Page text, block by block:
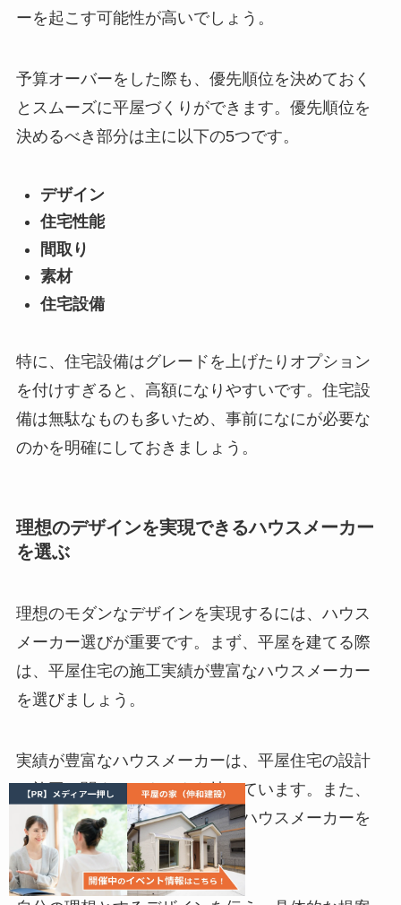
ーを起こす可能性が高いでしょう。
予算オーバーをした際も、優先順位を決めておく
とスムーズに平屋づくりができます。優先順位を
決めるべき部分は主に以下の5つです。
デザイン
住宅性能
間取り
素材
住宅設備
特に、住宅設備はグレードを上げたりオプション
を付けすぎると、高額になりやすいです。住宅設
備は無駄なものも多いため、事前になにが必要な
のかを明確にしておきましょう。
理想のデザインを実現できるハウスメーカー
を選ぶ
理想のモダンなデザインを実現するには、ハウス
メーカー選びが重要です。まず、平屋を建てる際
は、平屋住宅の施工実績が豊富なハウスメーカー
を選びましょう。
実績が豊富なハウスメーカーは、平屋住宅の設計
や施工に関するノウハウを持っています。また、
モダンデザインの提案力があるハウスメーカーを
選ぶことが大切です。